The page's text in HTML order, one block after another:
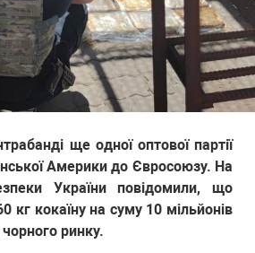
ще одної оптової партії
Америки до Євросоюзу. На
України повідомили, що
кг кокаїну на суму 10 мільйонів
ринку.